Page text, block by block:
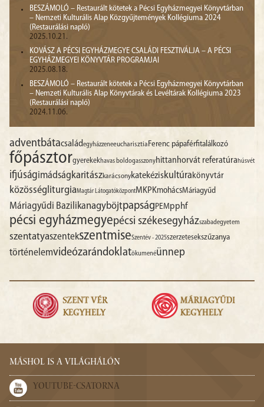
BESZÁMOLÓ – Restaurált kötetek a Pécsi Egyházmegyei Könyvtárban
– Nemzeti Kulturális Alap Közgyűjtemények Kollégiuma 2024
(Restaurálási napló)
2025.10.21.
KOVÁSZ A PÉCSI EGYHÁZMEGYE CSALÁDI FESZTIVÁLJA – A PÉCSI
EGYHÁZMEGYEI KÖNYVTÁR PROGRAMJAI
2025.08.18.
BESZÁMOLÓ – Restaurált kötetek a Pécsi Egyházmegyei Könyvtárban
– Nemzeti Kulturális Alap Könyvtárak és Levéltárak Kollégiuma 2023
(Restaurálási napló)
2024.11.06.
adventbátacsaládegyházzeneeucharisztia Ferenc pápaférfitalálkozó
főpásztorgyerekekhavas boldogasszonyhittanhorvát referatúrahúsvét
ifjúságimádságkaritászkarácsonykatekéziskultúra könyvtár
közösségliturgiaMagtár LátogatóközpontMKPKmohácsMáriagyűd
Máriagyűdi Bazilikanagyböjtpapság PEMpphf
pécsi egyházmegyepécsi székesegyházszabadegyetem
szentatyaszentekszentmiseSzentév - 2025szerzetesekszűzanya
történelemvideózarándoklatökumenéünnep
MÁSHOL IS A VILÁGHÁLÓN
YOUTUBE-CSATORNA